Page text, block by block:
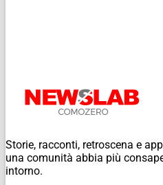
Storie, racconti, retroscena e
una comunità abbia più
intorno.